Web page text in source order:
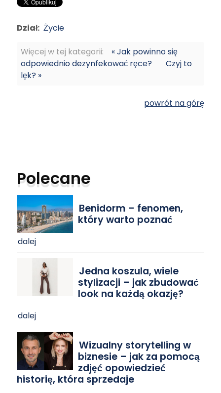
Dział: Życie
Więcej w tej kategorii:
« Jak powinno się
odpowiednio dezynfekować ręce?
Czyj to
lęk? »
powrót na górę
Polecane
Benidorm – fenomen,
który warto poznać
dalej
Jedna koszula, wiele
stylizacji – jak zbudować
look na każdą okazję?
dalej
Wizualny storytelling w
biznesie – jak za pomocą
zdjęć opowiedzieć
historię, która sprzedaje